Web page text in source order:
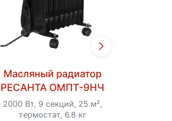
Масляный радиатор
РЕСАНТА ОМПТ-9НЧ
2000 Вт, 9 секций, 25 м²,
термостат, 6.8 кг